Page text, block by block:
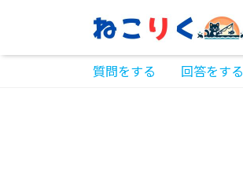
質問をする 回答をする